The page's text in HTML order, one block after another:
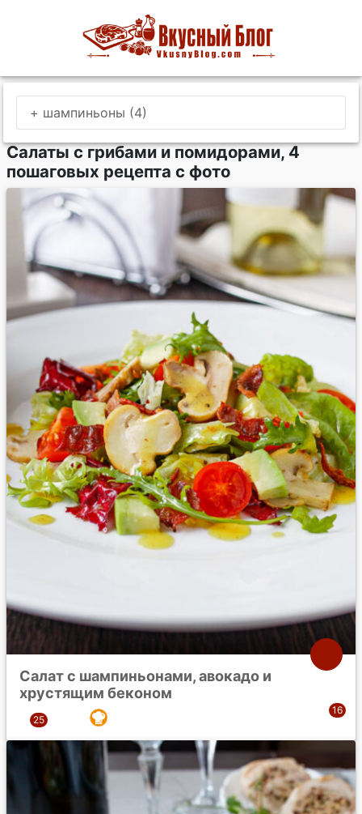
+ шампиньоны (4)
Салаты с грибами и помидорами, 4
пошаговых рецепта с фото
Салат с шампиньонами, авокадо и
хрустящим беконом